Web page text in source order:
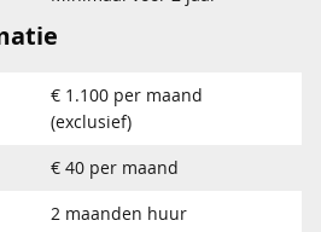
€ 1.100 per maand
(exclusief)
€ 40 per maand
2 maanden huur